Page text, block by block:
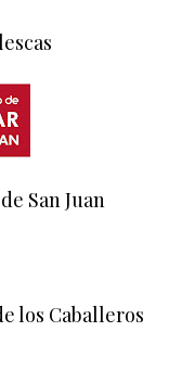
San Juan
los Caballeros